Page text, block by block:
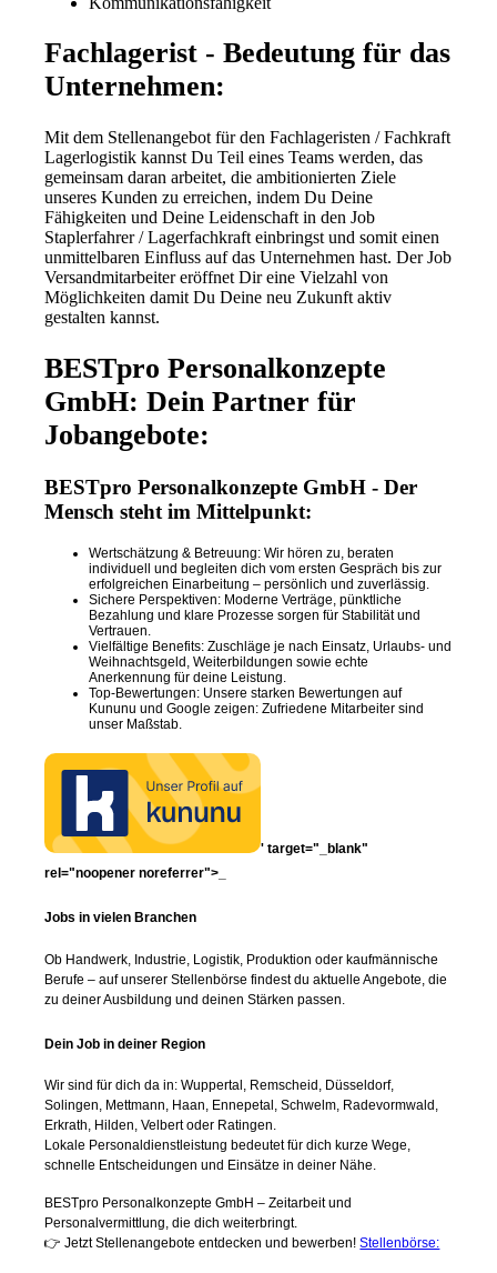
Fachlagerist - Bedeutung für das
Unternehmen:
Mit dem Stellenangebot für den Fachlageristen / Fachkraft
Lagerlogistik kannst Du Teil eines Teams werden, das
gemeinsam daran arbeitet, die ambitionierten Ziele
unseres Kunden zu erreichen, indem Du Deine
Fähigkeiten und Deine Leidenschaft in den Job
Staplerfahrer / Lagerfachkraft einbringst und somit einen
unmittelbaren Einfluss auf das Unternehmen hast. Der Job
Versandmitarbeiter eröffnet Dir eine Vielzahl von
Möglichkeiten damit Du Deine neu Zukunft aktiv
gestalten kannst.
BESTpro Personalkonzepte
GmbH: Dein Partner für
Jobangebote:
BESTpro Personalkonzepte GmbH - Der
Mensch steht im Mittelpunkt:
Wertschätzung & Betreuung: Wir hören zu, beraten
individuell und begleiten dich vom ersten Gespräch bis zur
erfolgreichen Einarbeitung – persönlich und zuverlässig.
Sichere Perspektiven: Moderne Verträge, pünktliche
Bezahlung und klare Prozesse sorgen für Stabilität und
Vertrauen.
Vielfältige Benefits: Zuschläge je nach Einsatz, Urlaubs- und
Weihnachtsgeld, Weiterbildungen sowie echte
Anerkennung für deine Leistung.
Top-Bewertungen: Unsere starken Bewertungen auf
Kununu und Google zeigen: Zufriedene Mitarbeiter sind
unser Maßstab.
' target="_blank"
rel="noopener noreferrer">_
Jobs in vielen Branchen
Ob Handwerk, Industrie, Logistik, Produktion oder kaufmännische
Berufe – auf unserer Stellenbörse findest du aktuelle Angebote, die
zu deiner Ausbildung und deinen Stärken passen.
Dein Job in deiner Region
Wir sind für dich da in: Wuppertal, Remscheid, Düsseldorf,
Solingen, Mettmann, Haan, Ennepetal, Schwelm, Radevormwald,
Erkrath, Hilden, Velbert oder Ratingen.
Lokale Personaldienstleistung bedeutet für dich kurze Wege,
schnelle Entscheidungen und Einsätze in deiner Nähe.
BESTpro Personalkonzepte GmbH – Zeitarbeit und
Personalvermittlung, die dich weiterbringt.
👉 Jetzt Stellenangebote entdecken und bewerben!Stellenbörse: